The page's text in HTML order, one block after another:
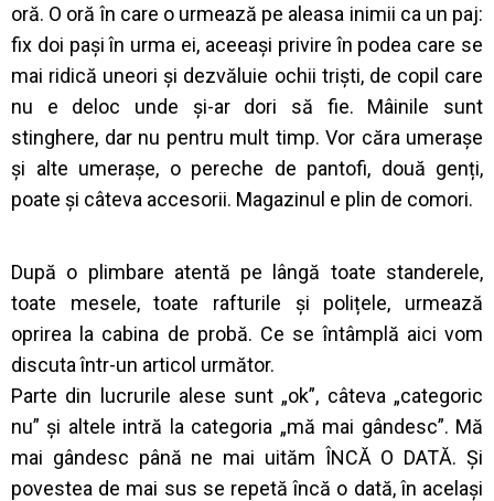
oră. O oră în care o urmează pe aleasa inimii ca un paj:
fix doi pași în urma ei, aceeași privire în podea care se
mai ridică uneori și dezvăluie ochii triști, de copil care
nu e deloc unde și-ar dori să fie. Mâinile sunt
stinghere, dar nu pentru mult timp. Vor căra umerașe
și alte umerașe, o pereche de pantofi, două genți,
poate și câteva accesorii. Magazinul e plin de comori.
După o plimbare atentă pe lângă toate standerele,
toate mesele, toate rafturile și polițele, urmează
oprirea la cabina de probă. Ce se întâmplă aici vom
discuta într-un articol următor.
Parte din lucrurile alese sunt „ok”, câteva „categoric
nu” și altele intră la categoria „mă mai gândesc”. Mă
mai gândesc până ne mai uităm ÎNCĂ O DATĂ. Și
povestea de mai sus se repetă încă o dată, în același